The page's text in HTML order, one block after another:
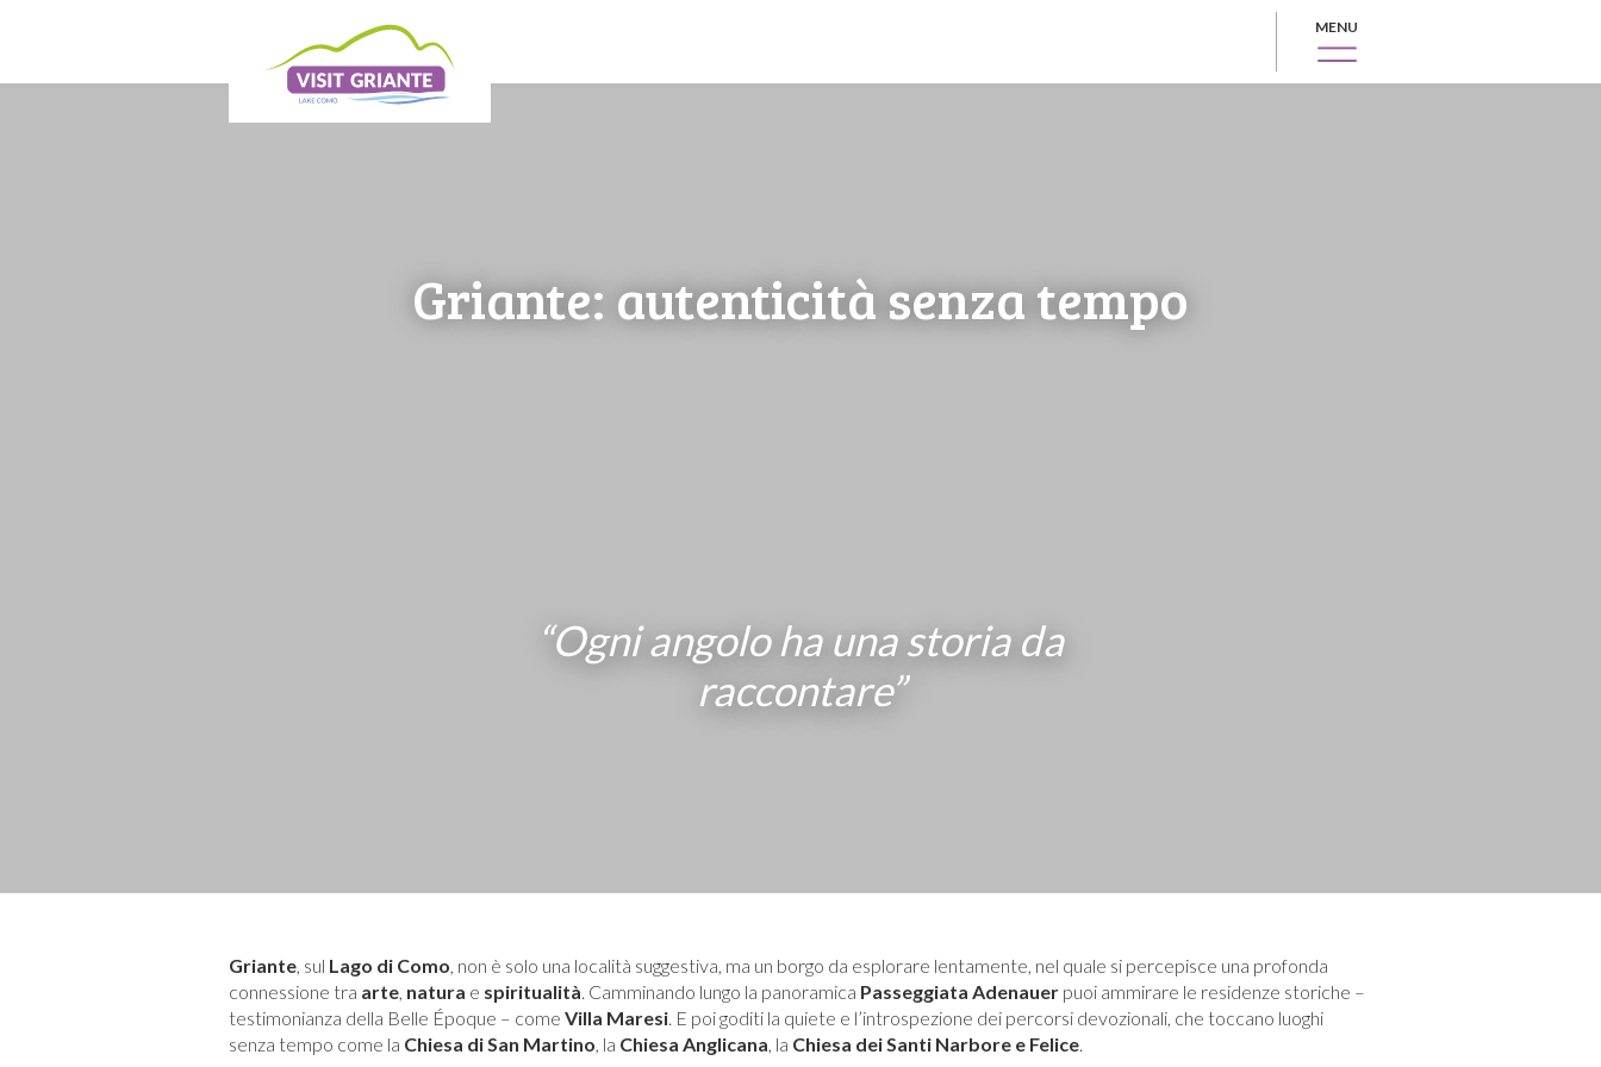
MENU
Griante: autenticità senza tempo
“Ogni angolo ha una storia da
raccontare”
Griante, sul Lago di Como, non è solo una località suggestiva, ma un borgo da esplorare lentamente, nel quale si percepisce una profonda
connessione tra arte, natura e spiritualità. Camminando lungo la panoramica Passeggiata Adenauer puoi ammirare le residenze storiche –
testimonianza della Belle Époque – come Villa Maresi. E poi goditi la quiete e l’introspezione dei percorsi devozionali, che toccano luoghi
senza tempo come la Chiesa di San Martino, la Chiesa Anglicana, la Chiesa dei Santi Narbore e Felice.